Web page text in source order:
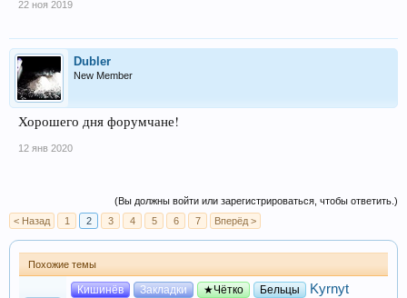
22 ноя 2019
Dubler
New Member
Хорошего дня форумчане!
12 янв 2020
(Вы должны войти или зарегистрироваться, чтобы ответить.)
< Назад
1 2 3 4 5 6 7 Вперёд >
Похожие темы
Кишинёв Закладки ★Чётко Бельцы
Kyrnyt